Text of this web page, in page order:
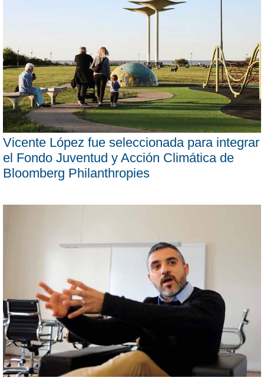
Vicente López fue seleccionada para integrar
el Fondo Juventud y Acción Climática de
Bloomberg Philanthropies